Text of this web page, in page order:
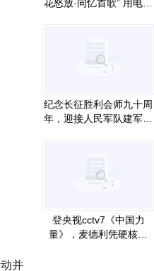
并
花怒放·同忆首歌” 用电影
纪念长征胜利会师九十周
年，迎接人民军队建军一
登央视cctv7《中国力
量》，麦德利凭硬核出